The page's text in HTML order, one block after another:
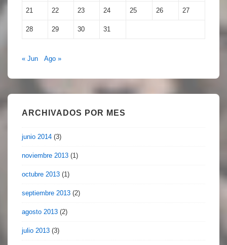
21 22 23 24 25 26 27
28 29 30 31
« Jun Ago »
ARCHIVADOS POR MES
junio 2014 (3)
noviembre 2013 (1)
octubre 2013 (1)
septiembre 2013 (2)
agosto 2013 (2)
julio 2013 (3)